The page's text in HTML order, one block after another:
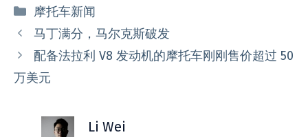
分
类
摩托车新闻
马丁满分，马尔克斯破发
配备法拉利 V8 发动机的摩托车刚刚售价超过 50
万美元
Li Wei